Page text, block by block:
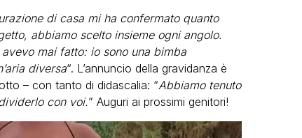
di casa mi ha confermato quanto
abbiamo scelto insieme ogni angolo.
mai fatto: io sono una bimba
diversa“. L’annuncio della gravidanza è
– con tanto di didascalia: “Abbiamo tenuto
con voi.” Auguri ai prossimi genitori!